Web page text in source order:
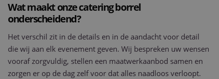
Wat maakt onze catering borrel
onderscheidend?
Het verschil zit in de details en in de aandacht voor detail
die wij aan elk evenement geven. Wij bespreken uw wensen
vooraf zorgvuldig, stellen een maatwerkaanbod samen en
zorgen er op de dag zelf voor dat alles naadloos verloopt.